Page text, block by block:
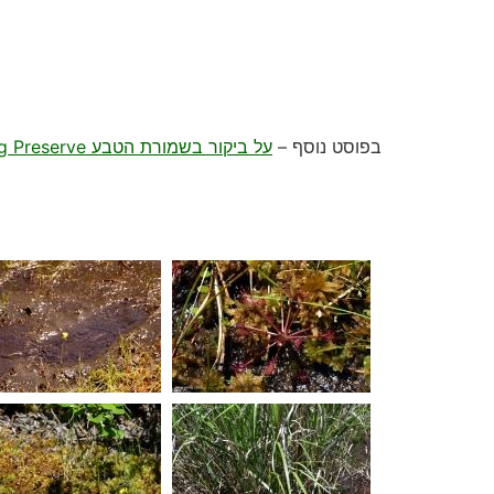
בפוסט נוסף – על ביקור בשמורת הטבע Tannersville Cranberry Bog Preserve